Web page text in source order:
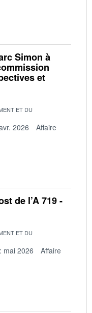
Simon à
et
ET DU
2026
Affaire
de l’A 719 -
ET DU
mai 2026
Affaire